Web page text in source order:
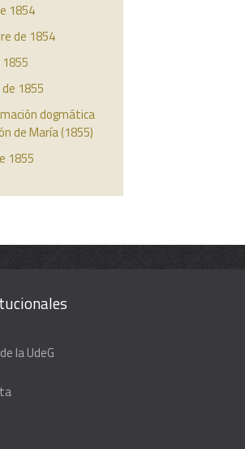
1854
de 1854
1855
dogmática
de María (1855)
1855
la UdeG